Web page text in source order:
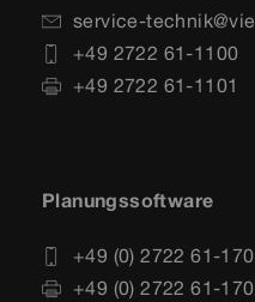
service-
+49 2722 61-1100
+49 2722 61-1101
Planungssoftware
+49 (0) 2722 61-
+49 (0) 2722 61-